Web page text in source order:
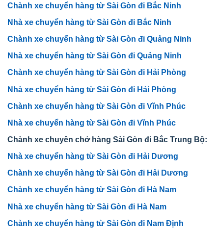
Chành xe chuyển hàng từ Sài Gòn đi Bắc Ninh
Nhà xe chuyển hàng từ Sài Gòn đi Bắc Ninh
Chành xe chuyển hàng từ Sài Gòn đi Quảng Ninh
Nhà xe chuyển hàng từ Sài Gòn đi Quảng Ninh
Chành xe chuyển hàng từ Sài Gòn đi Hải Phòng
Nhà xe chuyển hàng từ Sài Gòn đi Hải Phòng
Chành xe chuyển hàng từ Sài Gòn đi Vĩnh Phúc
Nhà xe chuyển hàng từ Sài Gòn đi Vĩnh Phúc
Chành xe chuyên chở hàng Sài Gòn đi Bắc Trung Bộ:
Nhà xe chuyển hàng từ Sài Gòn đi Hải Dương
Chành xe chuyển hàng từ Sài Gòn đi Hải Dương
Chành xe chuyển hàng từ Sài Gòn đi Hà Nam
Nhà xe chuyển hàng từ Sài Gòn đi Hà Nam
Chành xe chuyển hàng từ Sài Gòn đi Nam Định